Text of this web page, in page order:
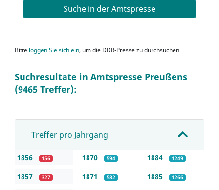
Suche in der Amtspresse
Bitte loggen Sie sich ein, um die DDR-Presse zu durchsuchen
Suchresultate in Amtspresse Preußens
(9465 Treffer):
Treffer pro Jahrgang
1856 156
1857 327
1870 594
1871 582
1884 1249
1885 1266